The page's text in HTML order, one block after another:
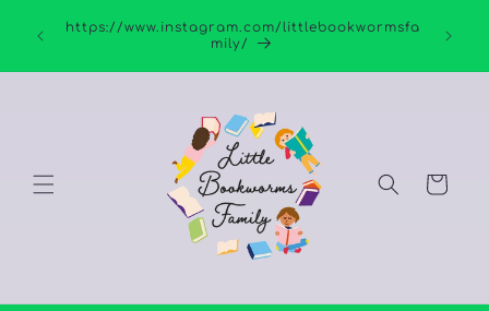
content
https://www.instagram.com/littlebookwormsfa
mily/
Cart